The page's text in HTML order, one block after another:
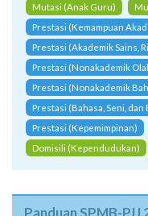
Mutasi (Anak Guru)
Prestasi (Kemampuan
Prestasi (Akademik Sains,
Prestasi (Nonakademik
Prestasi (Nonakademik
Prestasi (Bahasa, Seni,
Prestasi (Kepemimpinan)
Domisili (Kependudukan)
Panduan SPMB-PJJ